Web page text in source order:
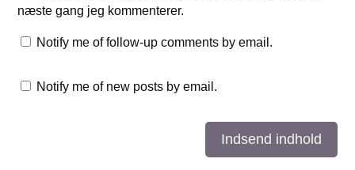
næste gang jeg kommenterer.
Notify me of follow-up comments by email.
Notify me of new posts by email.
Indsend indhold